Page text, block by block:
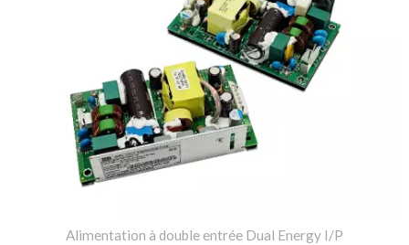
Alimentation à double entrée Dual Energy I/P